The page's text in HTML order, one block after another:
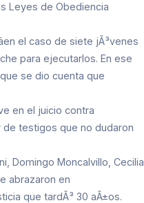
Leyes de Obediencia
el caso de siete jÃ³venes
para ejecutarlos. En ese
se dio cuenta que
en el juicio contra
de testigos que no dudaron
Domingo Moncalvillo, Cecilia
abrazaron en
que tardÃ³ 30 aÃ±os.